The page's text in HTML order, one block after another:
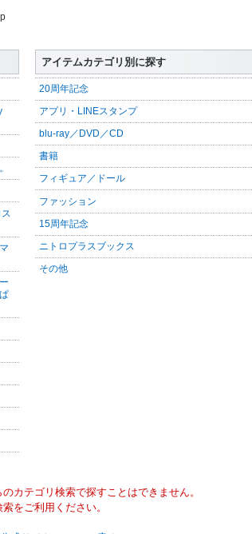
アイテムカテゴリ別に探す
20周年記念
アプリ・LINEスタンプ
blu-ray／DVD／CD
書籍
フィギュア／ドール
ファッション
15周年記念
ニトロプラスブックス
その他
カテゴリ検索で探すことはできません。
をご利用ください。